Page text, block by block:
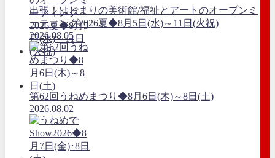
出張！はじまりの美術館/福祉とアートのオープンミ
ーティング2026夏◆8月5日(水)～11日(火祝)
2026.08.05
第62回うねめまつり◆8月6日(木)～8日(土)
2026.08.02